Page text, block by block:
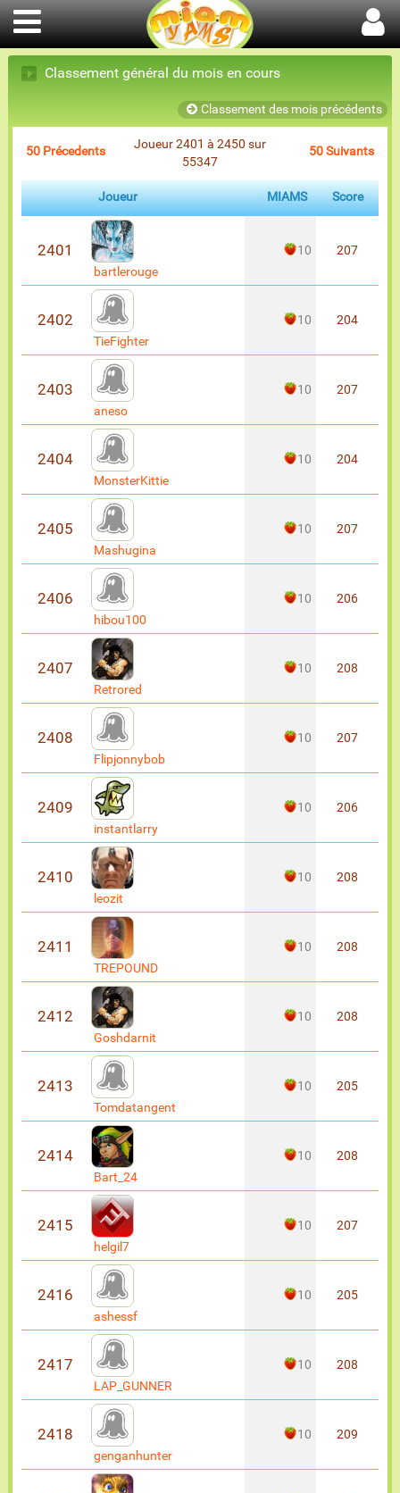
Classement général du mois en cours
Classement des mois précédents
50 Précedents
Joueur 2401 à 2450 sur
55347
50 Suivants
Joueur MIAMS Score
2401
bartlerouge
10 207
2402
TieFighter
10 204
2403
aneso
10 207
2404
MonsterKittie
10 204
2405
Mashugina
10 207
2406
hibou100
10 206
2407
Retrored
10 208
2408
Flipjonnybob
10 207
2409
instantlarry
10 206
2410
leozit
10 208
2411
TREPOUND
10 208
2412
Goshdarnit
10 208
2413
Tomdatangent
10 205
2414
Bart_24
10 208
2415
helgil7
10 207
2416
ashessf
10 205
2417
LAP_GUNNER
10 208
2418
genganhunter
10 209